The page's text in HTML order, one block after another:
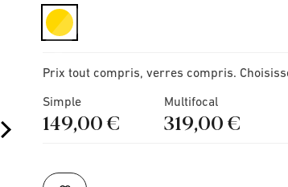
selected
Prix tout compris, verres compris.
Simple
149,00 €
Multifocal
319,00 €